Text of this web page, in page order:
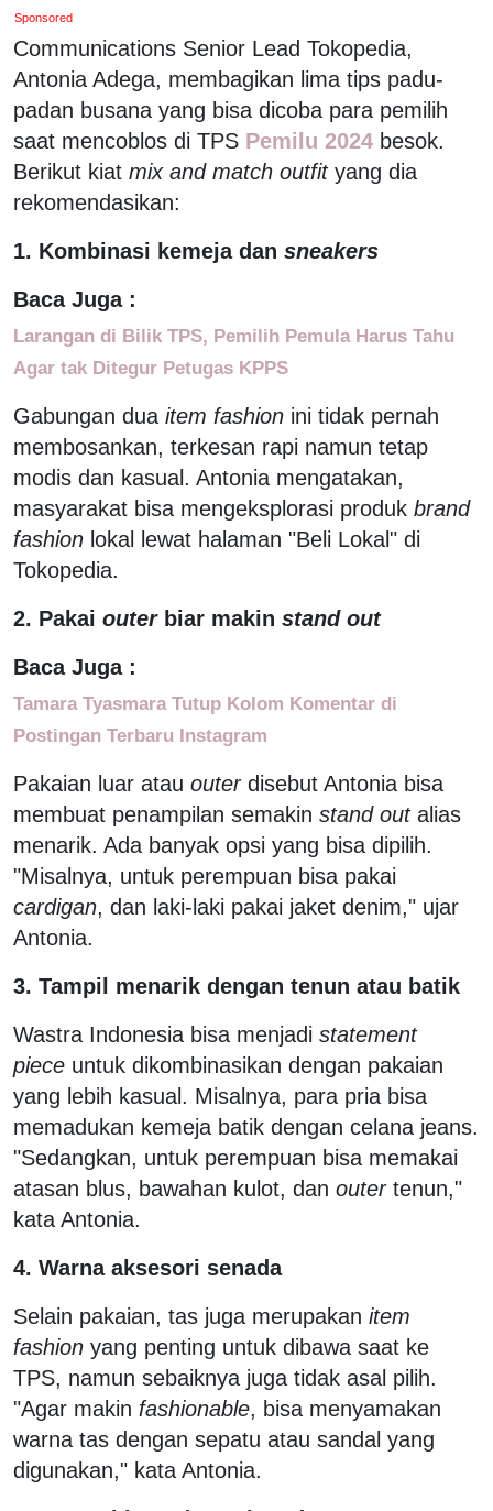
Sponsored
Communications Senior Lead Tokopedia,
Antonia Adega, membagikan lima tips padu-
padan busana yang bisa dicoba para pemilih
saat mencoblos di TPS Pemilu 2024 besok.
Berikut kiat mix and match outfityang dia
rekomendasikan:
1. Kombinasi kemeja dan sneakers
Baca Juga :
Larangan di Bilik TPS, Pemilih Pemula Harus Tahu
Agar tak Ditegur Petugas KPPS
Gabungan dua item fashion ini tidak pernah
membosankan, terkesan rapi namun tetap
modis dan kasual. Antonia mengatakan,
masyarakat bisa mengeksplorasi produk brand
fashion lokal lewat halaman "Beli Lokal" di
Tokopedia.
2. Pakai outerbiar makin stand out
Baca Juga :
Tamara Tyasmara Tutup Kolom Komentar di
Postingan Terbaru Instagram
Pakaian luar atau outer disebut Antonia bisa
membuat penampilan semakin stand outalias
menarik. Ada banyak opsi yang bisa dipilih.
"Misalnya, untuk perempuan bisa pakai
cardigan, dan laki-laki pakai jaket denim," ujar
Antonia.
3. Tampil menarik dengan tenun atau batik
Wastra Indonesia bisa menjadi statement
piece untuk dikombinasikan dengan pakaian
yang lebih kasual. Misalnya, para pria bisa
memadukan kemeja batik dengan celana jeans.
"Sedangkan, untuk perempuan bisa memakai
atasan blus, bawahan kulot, dan outertenun,"
kata Antonia.
4. Warna aksesori senada
Selain pakaian, tas juga merupakan item
fashion yang penting untuk dibawa saat ke
TPS, namun sebaiknya juga tidak asal pilih.
"Agar makin fashionable, bisa menyamakan
warna tas dengan sepatu atau sandal yang
digunakan," kata Antonia.